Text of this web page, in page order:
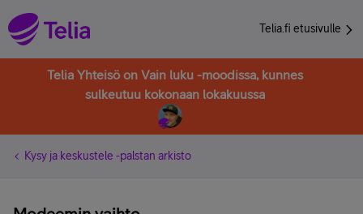
Telia.fi etusivulle
Telia Yhteisö on Vain luku -moodissa, kunnes
sulkeutuu kokonaan lokakuussa
Kysy ja keskustele -palstan arkisto